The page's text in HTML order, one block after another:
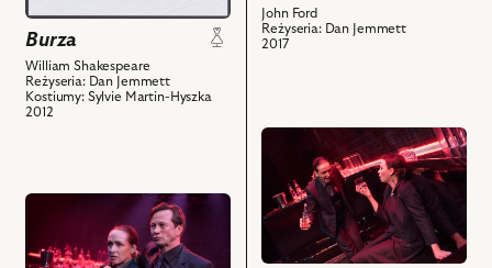
obiektów
Burza
William Shakespeare
Reżyseria: Dan Jemmett
Kostiumy: Sylvie Martin-Hyszka
2012
powiązanych
z
John Ford
Reżyseria: Dan Jemmett
2017
przejdź
obiektu
Szkoda,
jest
przejdź
obiektu